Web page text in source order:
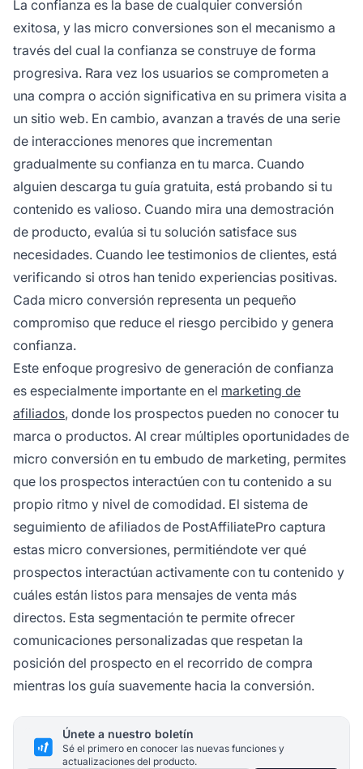
La confianza es la base de cualquier conversión
exitosa, y las micro conversiones son el mecanismo a
través del cual la confianza se construye de forma
progresiva. Rara vez los usuarios se comprometen a
una compra o acción significativa en su primera visita a
un sitio web. En cambio, avanzan a través de una serie
de interacciones menores que incrementan
gradualmente su confianza en tu marca. Cuando
alguien descarga tu guía gratuita, está probando si tu
contenido es valioso. Cuando mira una demostración
de producto, evalúa si tu solución satisface sus
necesidades. Cuando lee testimonios de clientes, está
verificando si otros han tenido experiencias positivas.
Cada micro conversión representa un pequeño
compromiso que reduce el riesgo percibido y genera
confianza.
Este enfoque progresivo de generación de confianza
es especialmente importante en el marketing de
afiliados, donde los prospectos pueden no conocer tu
marca o productos. Al crear múltiples oportunidades de
micro conversión en tu embudo de marketing, permites
que los prospectos interactúen con tu contenido a su
propio ritmo y nivel de comodidad. El sistema de
seguimiento de afiliados de PostAffiliatePro captura
estas micro conversiones, permitiéndote ver qué
prospectos interactúan activamente con tu contenido y
cuáles están listos para mensajes de venta más
directos. Esta segmentación te permite ofrecer
comunicaciones personalizadas que respetan la
posición del prospecto en el recorrido de compra
mientras los guía suavemente hacia la conversión.
Únete a nuestro boletín
Sé el primero en conocer las nuevas funciones y
actualizaciones del producto.